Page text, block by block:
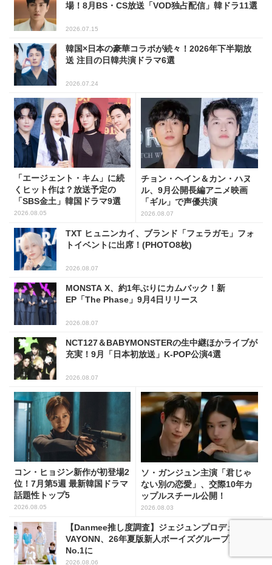
場！8月BS・CS放送「VOD独占配信」韓ドラ11選
2026.07.15
韓国×日本の豪華コラボが続々！2026年下半期放
送 注目の日韓共演ドラマ6選
2026.07.24
「エージェント・キム」に続
くヒット作は？放送予定の
「SBS金土」韓国ドラマ9選
2026.08.05
チョン・ヘイン＆カン・ハヌ
ル、9月公開長編アニメ映画
「ギル」で声優共演
2026.08.07
TXT ヒュニンカイ、ブランド「フェラガモ」フォ
トイベントに出席！(PHOTO8枚)
2026.08.07
MONSTA X、約1年ぶりにカムバック！新
EP「The Phase」9月4日リリース
2026.08.07
NCT127＆BABYMONSTERの生中継ほかライブが
充実！9月「日本初放送」K-POP公演4選
2026.08.07
コン・ヒョジン新作が初登場2
位！7月第5週 最新韓国ドラマ
話題性トップ5
2026.08.05
ソ・ガンジュン主演「君じゃ
ない別の恋愛」、交際10年カ
ップルスチール公開！
2026.08.03
【Danmee推し度調査】ジェジュンプロデュース
VAYONN、26年夏版新人ボーイズグループ人気
No.1に
2026.08.06